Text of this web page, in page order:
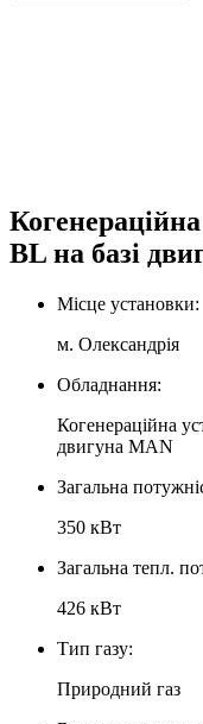
BL на базi
Місце установки:
м. Олександрiя
Обладнання:
Когенерацiйна
двигуна MAN
Загальна
350 кВт
Загальна тепл.
426 кВт
Тип газу:
Природний газ